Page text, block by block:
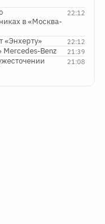
22:12
в «Москва-
22:12
«Энхерту»
21:39
Benz
21:08